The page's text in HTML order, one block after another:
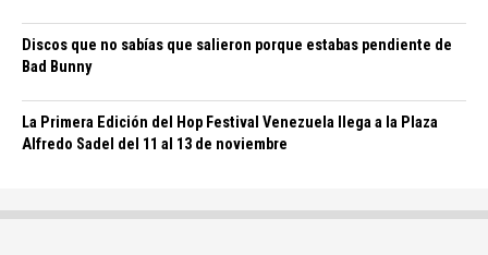
Discos que no sabías que salieron porque estabas pendiente de
Bad Bunny
La Primera Edición del Hop Festival Venezuela llega a la Plaza
Alfredo Sadel del 11 al 13 de noviembre